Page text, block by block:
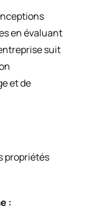
en évaluant
suit
et de
propriétés
: